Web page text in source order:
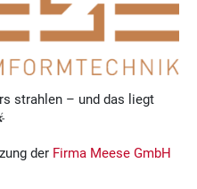
strahlen – und das liegt
der Firma Meese GmbH